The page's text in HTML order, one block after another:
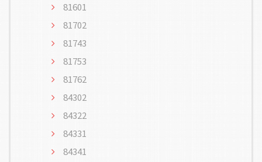
81601
81702
81743
81753
81762
84302
84322
84331
84341